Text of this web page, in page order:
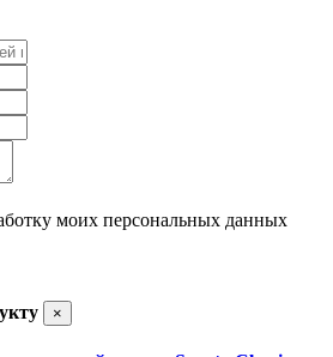
моих персональных данных
×